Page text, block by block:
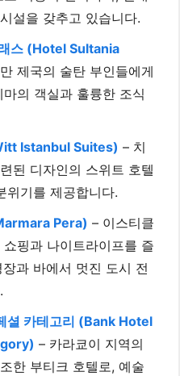
설을 갖추고 있습니다.
스 (Hotel Sultania
제국의 술탄 부인들에게
의 객실과 훌륭한 조식
Istanbul Suites) – 치
된 디자인의 스위트 호텔
위기를 제공합니다.
Pera) – 이스티클
핑과 나이트라이프를 즐
과 바에서 멋진 도시 전
셜 카테고리 (Bank Hotel
– 카라쿄이 지역의
한 부티크 호텔로, 예술